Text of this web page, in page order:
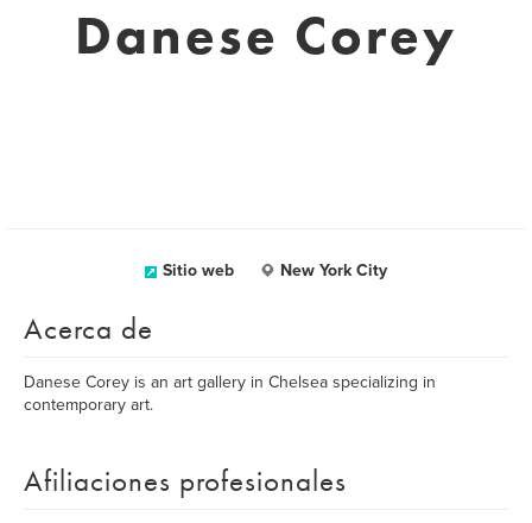
Danese Corey
Sitio web New York City
Acerca de
Danese Corey is an art gallery in Chelsea specializing in
contemporary art.
Afiliaciones profesionales